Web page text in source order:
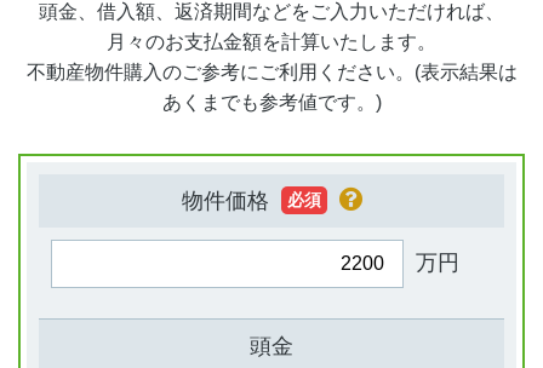
頭金、借入額、返済期間などをご入力いただければ、
月々のお支払金額を計算いたします。
不動産物件購入のご参考にご利用ください。(表示結果は
あくまでも参考値です。)
物件価格 必須
万円
頭金